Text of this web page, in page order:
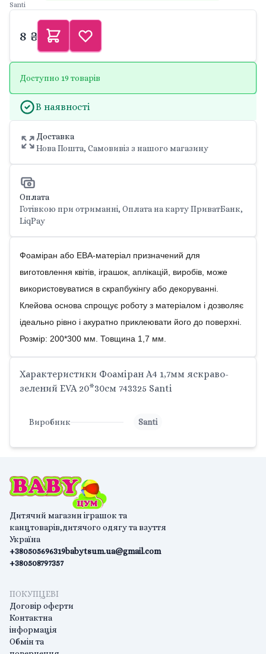
Santi
8 ₴
Доступно 19 товарів
В наявності
Доставка
Нова Пошта, Самовивіз з нашого магазину
Оплата
Готівкою при отриманні, Оплата на карту ПриватБанк,
LiqPay
Фоаміран або ЕВА-матеріал призначений для
виготовлення квітів, іграшок, аплікацій, виробів, може
використовуватися в скрапбукінгу або декоруванні.
Клейова основа спрощує роботу з матеріалом і дозволяє
ідеально рівно і акуратно приклеювати його до поверхні.
Розмір: 200*300 мм. Товщина 1,7 мм.
Характеристики Фоаміран А4 1,7мм яскраво-
зелений EVA 20*30см 743325 Santi
Виробник Santi
Дитячий магазин іграшок та
канцтоварів,дитячого одягу та взуття
Україна
+380505696319
+380508797357
babytsum.ua@gmail.com
ПОКУПЦЕВІ
Договір оферти
Контактна
інформація
Обмін та